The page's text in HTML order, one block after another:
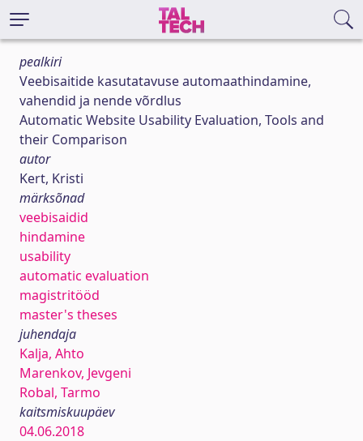
pealkiri
Veebisaitide kasutatavuse automaathindamine,
vahendid ja nende võrdlus
Automatic Website Usability Evaluation, Tools and
their Comparison
autor
Kert, Kristi
märksõnad
veebisaidid
hindamine
usability
automatic evaluation
magistritööd
master's theses
juhendaja
Kalja, Ahto
Marenkov, Jevgeni
Robal, Tarmo
kaitsmiskuupäev
04.06.2018